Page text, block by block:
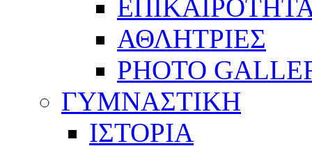
ΑΘΛΗΤΡΙΕΣ
PHOTO
ΓΥΜΝΑΣΤΙΚΗ
ΙΣΤΟΡΙΑ